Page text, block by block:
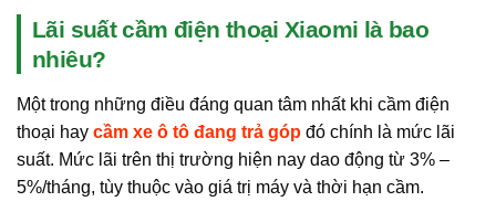
Lãi suất cầm điện thoại Xiaomi là bao
nhiêu?
Một trong những điều đáng quan tâm nhất khi cầm điện
thoại hay cầm xe ô tô đang trả góp đó chính là mức lãi
suất. Mức lãi trên thị trường hiện nay dao động từ 3% –
5%/tháng, tùy thuộc vào giá trị máy và thời hạn cầm.